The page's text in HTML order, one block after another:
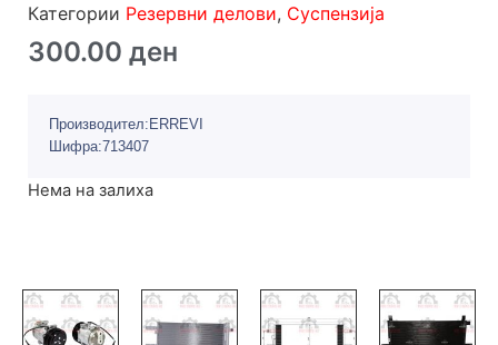
Категории Резервни делови, Суспензија
300.00 ден
Производител:ERREVI
Шифра:713407
Нема на залиха